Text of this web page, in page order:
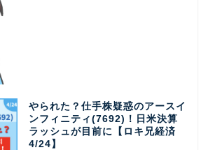
やられた？仕手株疑惑のアースイ
ンフィニティ(7692)！日米決算
ラッシュが目前に【ロキ兄経済
4/24】